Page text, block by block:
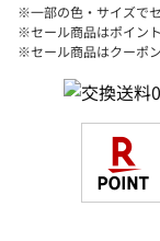
※一部の色・サイズで
※セール商品はポイン
※セール商品はクーポ